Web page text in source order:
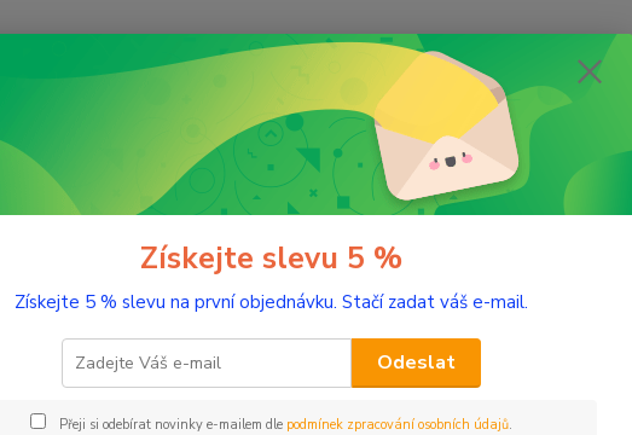
Nevíte si rady?
+420 603 332
(Po-Pá, 10-17 hod.)
Zvuková technika Kabely
Získejte slevu 5 %
Získejte 5 % slevu na první objednávku. Stačí zadat váš e-mail.
Odeslat
Přeji si odebírat novinky e-mailem dle podmínek zpracování osobních údajů.